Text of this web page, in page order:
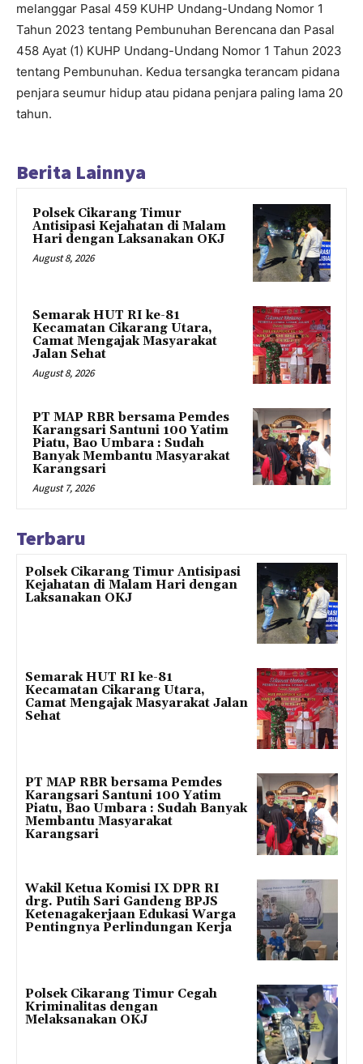
melanggar Pasal 459 KUHP Undang-Undang Nomor 1
Tahun 2023 tentang Pembunuhan Berencana dan Pasal
458 Ayat (1) KUHP Undang-Undang Nomor 1 Tahun 2023
tentang Pembunuhan. Kedua tersangka terancam pidana
penjara seumur hidup atau pidana penjara paling lama 20
tahun.
Berita Lainnya
Polsek Cikarang Timur
Antisipasi Kejahatan di Malam
Hari dengan Laksanakan OKJ
August 8, 2026
Semarak HUT RI ke-81
Kecamatan Cikarang Utara,
Camat Mengajak Masyarakat
Jalan Sehat
August 8, 2026
PT MAP RBR bersama Pemdes
Karangsari Santuni 100 Yatim
Piatu, Bao Umbara : Sudah
Banyak Membantu Masyarakat
Karangsari
August 7, 2026
Terbaru
Polsek Cikarang Timur Antisipasi
Kejahatan di Malam Hari dengan
Laksanakan OKJ
Semarak HUT RI ke-81
Kecamatan Cikarang Utara,
Camat Mengajak Masyarakat Jalan
Sehat
PT MAP RBR bersama Pemdes
Karangsari Santuni 100 Yatim
Piatu, Bao Umbara : Sudah Banyak
Membantu Masyarakat
Karangsari
Wakil Ketua Komisi IX DPR RI
drg. Putih Sari Gandeng BPJS
Ketenagakerjaan Edukasi Warga
Pentingnya Perlindungan Kerja
Polsek Cikarang Timur Cegah
Kriminalitas dengan
Melaksanakan OKJ